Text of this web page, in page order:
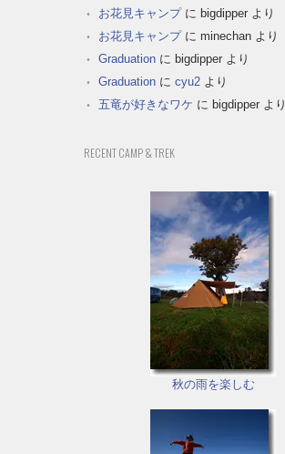
お花見キャンプに bigdipper より
お花見キャンプに minechan より
Graduation に bigdipper より
Graduation に cyu2 より
五竜が好きなワケ に bigdipper より
RECENT CAMP & TREK
秋の雨を楽しむ